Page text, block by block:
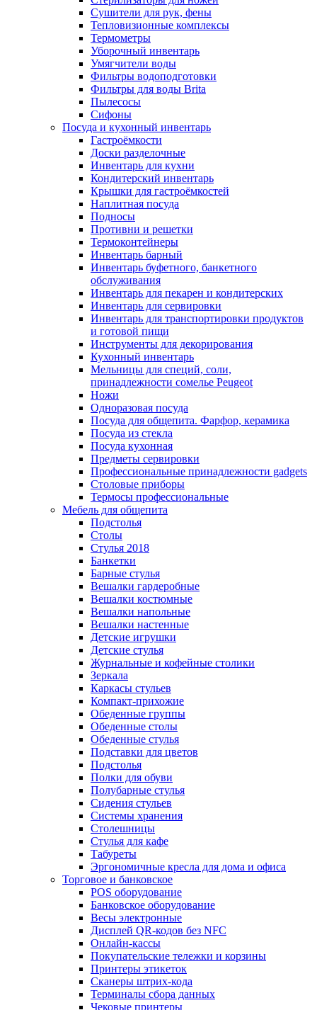
Сушители для рук, фены
Тепловизионные комплексы
Термометры
Уборочный инвентарь
Умягчители воды
Фильтры водоподготовки
Фильтры для воды Brita
Пылесосы
Сифоны
Посуда и кухонный инвентарь
Гастроёмкости
Доски разделочные
Инвентарь для кухни
Кондитерский инвентарь
Крышки для гастроёмкостей
Наплитная посуда
Подносы
Противни и решетки
Термоконтейнеры
Инвентарь барный
Инвентарь буфетного, банкетного
обслуживания
Инвентарь для пекарен и кондитерских
Инвентарь для сервировки
Инвентарь для транспортировки продуктов
и готовой пищи
Инструменты для декорирования
Кухонный инвентарь
Мельницы для специй, соли,
принадлежности сомелье Peugeot
Ножи
Одноразовая посуда
Посуда для общепита. Фарфор, керамика
Посуда из стекла
Посуда кухонная
Предметы сервировки
Профессиональные принадлежности gadgets
Столовые приборы
Термосы профессиональные
Мебель для общепита
Подстолья
Столы
Стулья 2018
Банкетки
Барные стулья
Вешалки гардеробные
Вешалки костюмные
Вешалки напольные
Вешалки настенные
Детские игрушки
Детские стулья
Журнальные и кофейные столики
Зеркала
Каркасы стульев
Компакт-прихожие
Обеденные группы
Обеденные столы
Обеденные стулья
Подставки для цветов
Подстолья
Полки для обуви
Полубарные стулья
Сидения стульев
Системы хранения
Столешницы
Стулья для кафе
Табуреты
Эргономичные кресла для дома и офиса
Торговое и банковское
POS оборудование
Банковское оборудование
Весы электронные
Дисплей QR-кодов без NFC
Онлайн-кассы
Покупательские тележки и корзины
Принтеры этикеток
Сканеры штрих-кода
Терминалы сбора данных
Чековые принтеры